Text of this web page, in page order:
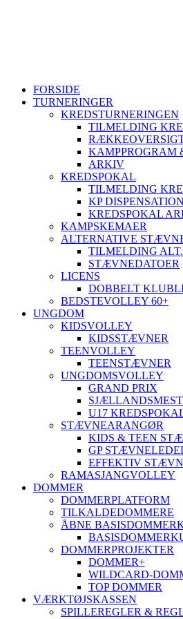
FORSIDE
TURNERINGER
KREDSTURNERINGEN
TILMELDING
KAMPPROGRAM
ARKIV
KREDSPOKAL
TILMELDING
KP DISPENSATION
KREDSPOKAL
KAMPSKEMAER
ALTERNATIVE
TILMELDING
STÆVNEDATOER
LICENS
DOBBELT
BEDSTEVOLLEY 60+
UNGDOM
KIDSVOLLEY
KIDSSTÆVNER
TEENVOLLEY
TEENSTÆVNER
UNGDOMSVOLLEY
GRAND PRIX
U17
STÆVNEARANGØR
KIDS & TEEN
GP
EFFEKTIV
RAMASJANGVOLLEY
DOMMER
DOMMERPLATFORM
TILKALDEDOMMERE
ÅBNE
DOMMERPROJEKTER
DOMMER+
WILDCARD-
TOP DOMMER
VÆRKTØJSKASSEN
SPILLEREGLER &